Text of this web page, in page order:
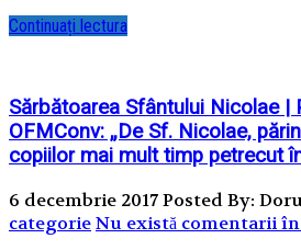
Continuați lectura
Sărbătoarea Sfântului Nicolae |
OFMConv: „De Sf. Nicolae,
copiilor mai mult timp petrecut
6 decembrie 2017Posted By:
categorieNu există comentarii